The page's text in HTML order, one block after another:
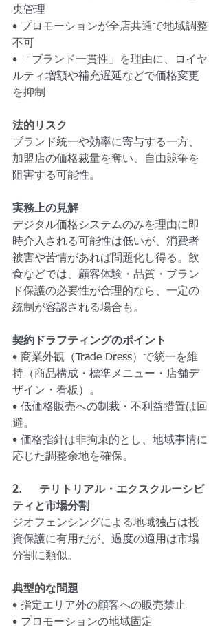
央管理
• プロモーションが全店共通で地域調整
不可
• 「ブランド一貫性」を理由に、ロイヤ
ルティ増額や補充遅延などで価格変更
を抑制
法的リスク
ブランド統一や効率に寄与する一方、
加盟店の価格裁量を奪い、自由競争を
阻害する可能性。
実務上の見解
デジタル価格システムのみを理由に即
時介入される可能性は低いが、消費者
被害や苦情があれば問題化し得る。飲
食などでは、顧客体験・品質・ブラン
ド保護の必要性が合理的なら、一定の
統制が容認される場合も。
契約ドラフティングのポイント
• 商業外観（Trade Dress）で統一を維
持（商品構成・標準メニュー・店舗デ
ザイン・看板）。
• 低価格販売への制裁・不利益措置は回
避。
• 価格指針は非拘束的とし、地域事情に
応じた調整余地を確保。
2.     テリトリアル・エクスクルーシビ
ティと市場分割
ジオフェンシングによる地域独占は投
資保護に有用だが、過度の適用は市場
分割に類似。
典型的な問題
• 指定エリア外の顧客への販売禁止
• プロモーションの地域固定